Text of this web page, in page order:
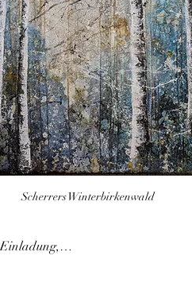
Scherrers Winterbirkenwald
Einladung,…